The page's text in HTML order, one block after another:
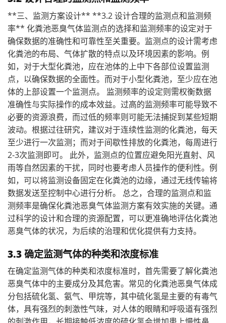
**三、监测方案设计** **3.2 设计合理的监测点和监测频
率** 化粪池恶臭气体监测点的选择和监测频率的设定对于
确保数据的准确性和可靠性至关重要。监测点的设计需考虑
化粪池的布局、气体扩散的特点以及环境因素的影响。例
如，对于大型化粪池，应在池体的上中下各部位设置监测
点，以确保数据的全面性。而对于小型化粪池，至少应在池
体的上部设置一个监测点。 监测频率的设定则需权衡数据
准确性与实际操作的成本效益。过高的监测频率可能导致不
必要的资源浪费，而过低的频率则可能无法捕捉到某些短期
波动。根据过往研究，建议对于连续性监测的化粪池，每天
至少进行一次监测；而对于间歇性排放的化粪池，每周进行
2-3次监测即可。 此外，监测点的位置应避免阳光直射、风
雨等自然因素的干扰，同时也要考虑人员操作的便利性。例
如，可以将监测设备固定在化粪池的边缘，通过无线传输将
数据发送至控制中心进行分析。 总之，合理的监测点和监
测频率是确保化粪池恶臭气体监测方案有效实施的关键。通
过科学的设计和合理的资源配置，可以更准确地评估化粪池
恶臭气体的状况，为后续的治理和优化提供有力支持。
3.3 确定监测气体的种类和浓度标准
在确定监测气体的种类和浓度标准时，首先需要了解化粪池
恶臭气体中的主要成分及其危害。常见的化粪池恶臭气体成
分包括硫化氢、氨气、甲烷等，其中硫化氢是主要的有毒气
体，具有强烈的刺激性气味，对人体的眼睛和呼吸道有强烈